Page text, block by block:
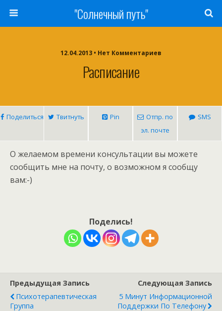
"Солнечный путь"
12.04.2013 • Нет Комментариев
Расписание
Поделиться Твитнуть Pin
Отпр. по
эл. почте
SMS
О желаемом времени консультации вы можете
сообщить мне на почту, о возможном я сообщу
вам:-)
Поделись!
Предыдущая Запись
Психотерапевтическая
Группа
Следующая Запись
5 Минут Информационной
Поддержки По Телефону